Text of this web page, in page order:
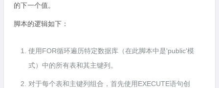
的下一个值。
脚本的逻辑如下：
使用FOR循环遍历特定数据库（在此脚本中是'public'模
式）中的所有表和其主键列。
对于每个表和主键列组合，首先使用EXECUTE语句创